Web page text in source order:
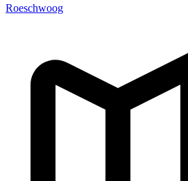
Roeschwoog